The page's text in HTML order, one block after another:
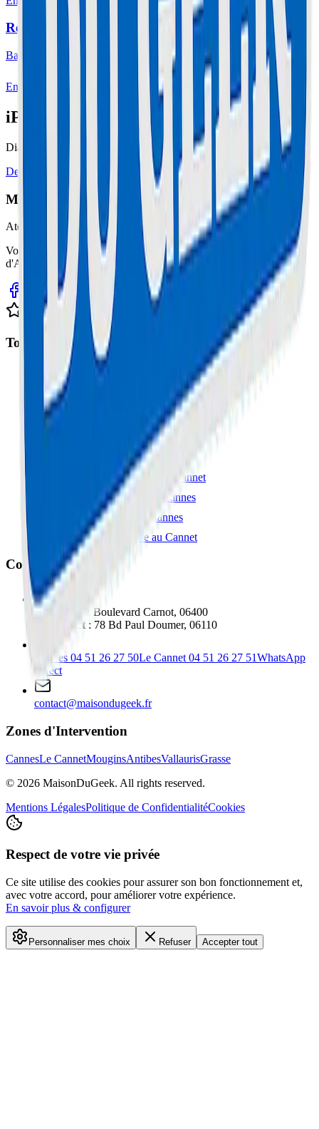
Remplacement Batterie Cannes
Batterie neuve garantie 1 an.
En savoir plus
iPhone 15 Pro Max à Réparer à Cannes ?
Diagnostic gratuit, devis immédiat, réparation express 30 min.
Devis Gratuit
04 51 26 27 51
Maison Du Geek
Atelier Certifié
Votre expert en réparation informatique et électronique sur la Côte
d'Azur. Service rapide, fiable et garanti.
Avis clients sur Google
Top Interventions
Réparation Trottinette à Cannes
Réparation iPhone à Cannes
Réparation Samsung à Cannes
Réparation MacBook à Cannes
Réparation Console à Cannes
Réparation Smartphone au Cannet
Réparation Ordinateur à Cannes
Réparation Tablette à Cannes
Réparation Trottinette au Cannet
Contact
Cannes
: 67 Boulevard Carnot, 06400
Le Cannet : 78 Bd Paul Doumer, 06110
Cannes 04 51 26 27 50Le Cannet 04 51 26 27 51WhatsApp
Direct
contact@maisondugeek.fr
Zones d'Intervention
CannesLe CannetMouginsAntibesVallaurisGrasse
© 2026 MaisonDuGeek. All rights reserved.
Mentions LégalesPolitique de ConfidentialitéCookies
Respect de votre vie privée
Ce site utilise des cookies pour assurer son bon fonctionnement et,
avec votre accord, pour améliorer votre expérience.
En savoir plus & configurer
Personnaliser mes choix Refuser Accepter tout